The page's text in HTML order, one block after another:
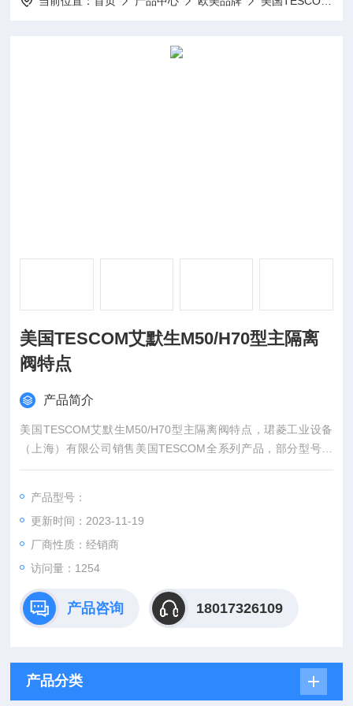
美国TESCOM艾默生M50/H70型主隔离
阀特点
产品简介
美国TESCOM艾默生M50/H70型主隔离阀特点，珺菱工业设备
（上海）有限公司销售美国TESCOM全系列产品，部分型号现
货，价格好，欢迎确认。
产品型号：
更新时间：2023-11-19
厂商性质：经销商
访问量：1254
产品咨询 18017326109
产品分类